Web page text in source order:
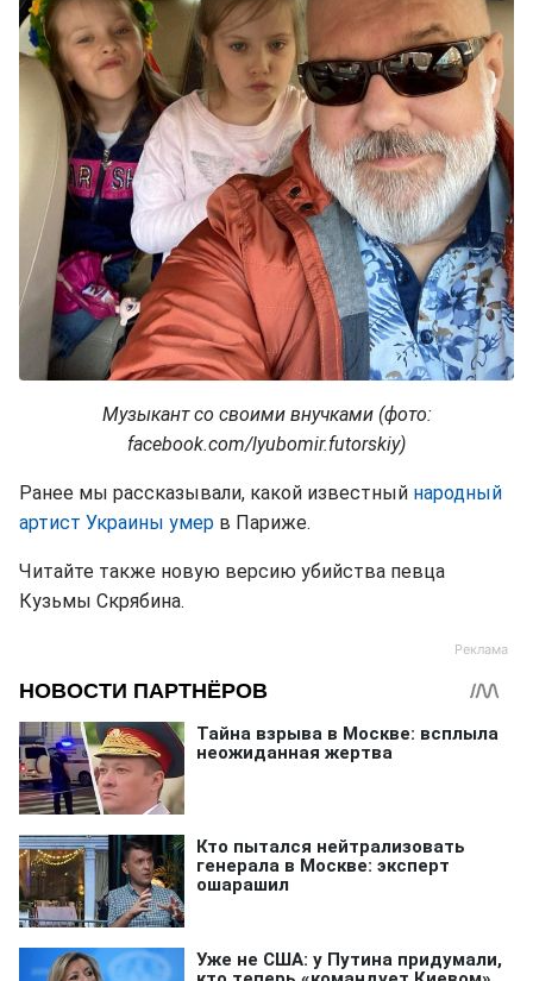
Музыкант со своими внучками (фото:
facebook.com/lyubomir.futorskiy)
Ранее мы рассказывали, какой известный народный
артист Украины умер в Париже.
Читайте также новую версию убийства певца
Кузьмы Скрябина.